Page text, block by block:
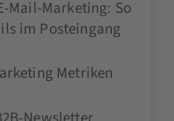
Mail-Marketing: So
im Posteingang
Metriken